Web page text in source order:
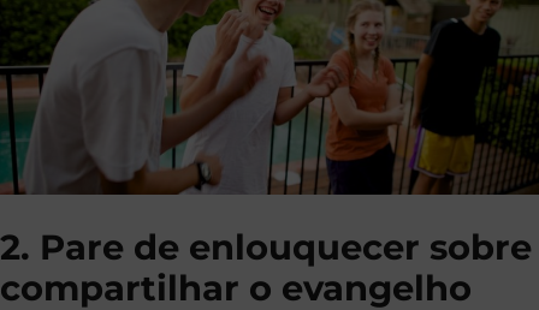
2. Pare de enlouquecer sobre
compartilhar o evangelho